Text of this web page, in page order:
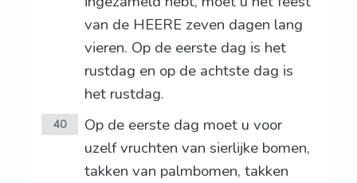
van de HEERE zeven dagen lang
vieren. Op de eerste dag is het
rustdag en op de achtste dag is
het rustdag.
40
Op de eerste dag moet u voor
uzelf vruchten van sierlijke bomen,
takken van palmbomen, takken